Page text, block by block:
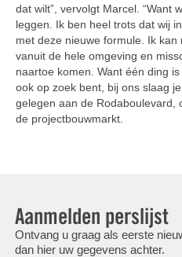
dat wilt”, vervolgt Marcel. “Want
leggen. Ik ben heel trots dat wij
met deze nieuwe formule. Ik
vanuit de hele omgeving en
naartoe komen. Want één ding
ook op zoek bent, bij ons slaag
gelegen aan de Rodaboulevard,
de projectbouwmarkt.
Aanmelden perslijst
Ontvang u graag als eerste
dan hier uw gegevens achter.